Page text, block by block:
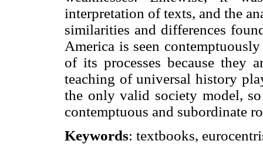
interpretation of texts, and the
similarities and differences
America is seen
of its processes because they
teaching of universal history
the only valid society model,
contemptuous and subordinate
Keywords: textbooks,